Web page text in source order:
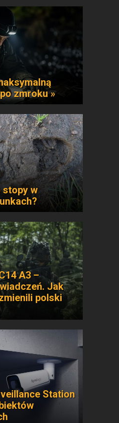
zmroku »
stopy w
A3 –
Jak
polski
Station